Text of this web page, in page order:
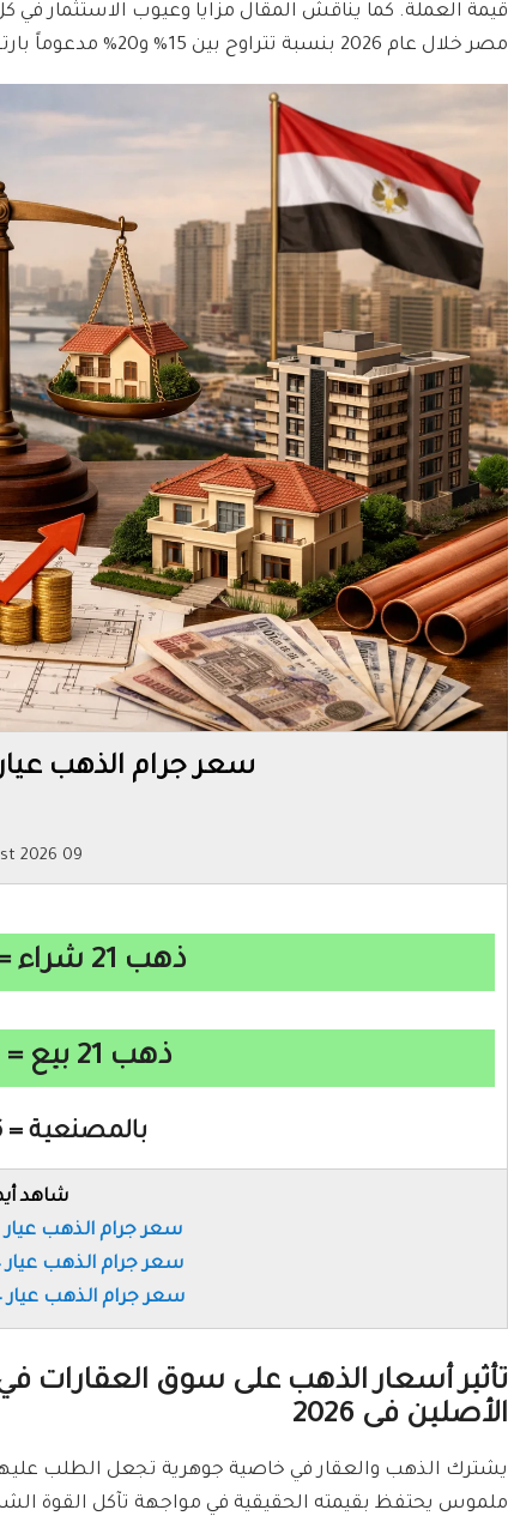
قيمة العملة. كما يناقش المقال مزايا وعيوب الاستثمار
مصر خلال عام 2026 بنسبة تتراوح بين 15% و20% مدعوماً بارتفاع تكاليف البناء والطلب المتراكم
سعر جرام الذهب عيار 21 اليوم فى
09 August 2026
ذهب 21 شراء = 6682 جنيه
ذهب 21 بيع = 6652 جنيه
بالمصنعية = 7016 جنيه
شاهد
سعر جرام الذهب عيار 18 اليوم فى مصر
سعر جرام الذهب عيار 14 اليوم فى مصر
سعر جرام الذهب عيار 24 اليوم فى مصر
تأثير أسعار الذهب على سوق العقارات
الأصلين فى 2026
يشترك الذهب والعقار في خاصية جوهرية تجعل الطلب
ملموس يحتفظ بقيمته الحقيقية في مواجهة تآكل القوة